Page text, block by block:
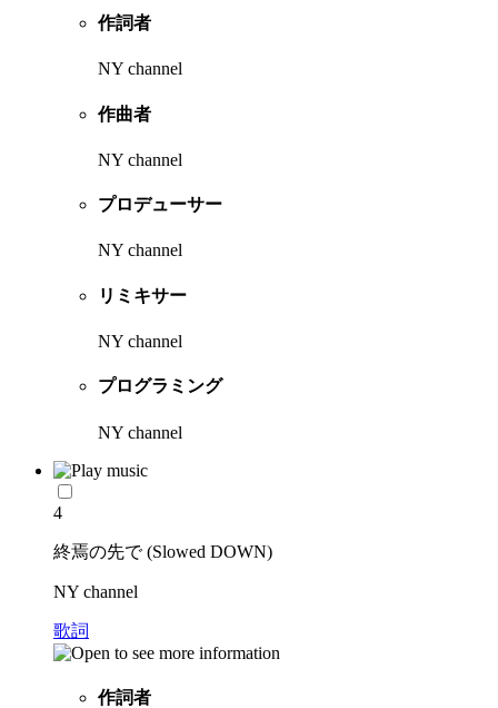
作詞者
NY channel
作曲者
NY channel
プロデューサー
NY channel
リミキサー
NY channel
プログラミング
NY channel
4
終焉の先で (Slowed DOWN)
NY channel
歌詞
作詞者